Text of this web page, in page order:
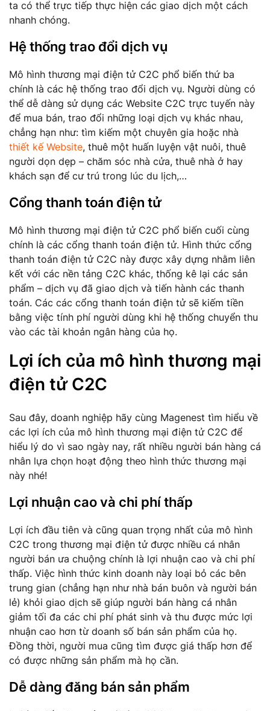
ta có thể trực tiếp thực hiện các giao dịch một cách
nhanh chóng.
Hệ thống trao đổi dịch vụ
Mô hình thương mại điện tử C2C phổ biến thứ ba
chính là các hệ thống trao đổi dịch vụ. Người dùng có
thể dễ dàng sử dụng các Website C2C trực tuyến này
để mua bán, trao đổi những loại dịch vụ khác nhau,
chẳng hạn như: tìm kiếm một chuyên gia hoặc nhà
thiết kế Website, thuê một huấn luyện vật nuôi, thuê
người dọn dẹp – chăm sóc nhà cửa, thuê nhà ở hay
khách sạn để cư trú trong lúc du lịch,…
Cổng thanh toán điện tử
Mô hình thương mại điện tử C2C phổ biến cuối cùng
chính là các cổng thanh toán điện tử. Hình thức cổng
thanh toán điện tử C2C này được xây dựng nhằm liên
kết với các nền tảng C2C khác, thống kê lại các sản
phẩm – dịch vụ đã giao dịch và tiến hành các thanh
toán. Các các cổng thanh toán điện tử sẽ kiếm tiền
bằng việc tính phí người dùng khi hệ thống chuyển thu
vào các tài khoản ngân hàng của họ.
Lợi ích của mô hình thương mại
điện tử C2C
Sau đây, doanh nghiệp hãy cùng Magenest tìm hiểu về
các lợi ích của mô hình thương mại điện tử C2C để
hiểu lý do vì sao ngày nay, rất nhiều người bán hàng cá
nhân lựa chọn hoạt động theo hình thức thương mại
này nhé!
Lợi nhuận cao và chi phí thấp
Lợi ích đầu tiên và cũng quan trọng nhất của mô hình
C2C trong thương mại điện tử được nhiều cá nhân
người bán ưa chuộng chính là lợi nhuận cao và chi phí
thấp. Việc hình thức kinh doanh này loại bỏ các bên
trung gian (chẳng hạn như nhà bán buôn và người bán
lẻ) khỏi giao dịch sẽ giúp người bán hàng cá nhân
giảm tối đa các chi phí phát sinh và thu được mức lợi
nhuận cao hơn từ doanh số bán sản phẩm của họ.
Đồng thời, người mua cũng tìm được giá thấp hơn để
có được những sản phẩm mà họ cần.
Dễ dàng đăng bán sản phẩm